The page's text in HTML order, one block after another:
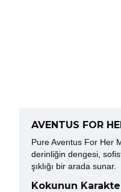
AVENTUS FOR
Pure Aventus For Her
derinliğin dengesi,
şıklığı bir arada sunar.
Kokunun